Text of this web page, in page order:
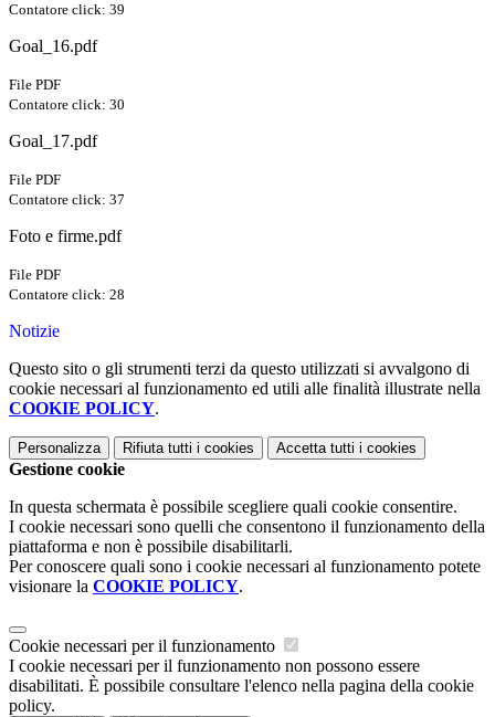
Contatore click: 39
Goal_16.pdf
File PDF
Contatore click: 30
Goal_17.pdf
File PDF
Contatore click: 37
Foto e firme.pdf
File PDF
Contatore click: 28
Notizie
Questo sito o gli strumenti terzi da questo utilizzati si avvalgono di
cookie necessari al funzionamento ed utili alle finalità illustrate nella
COOKIE POLICY.
Personalizza Rifiuta tutti i cookies Accetta tutti i cookies
Gestione cookie
In questa schermata è possibile scegliere quali cookie consentire.
I cookie necessari sono quelli che consentono il funzionamento della
piattaforma e non è possibile disabilitarli.
Per conoscere quali sono i cookie necessari al funzionamento potete
visionare la COOKIE POLICY.
Cookie necessari per il funzionamento
I cookie necessari per il funzionamento non possono essere
disabilitati. È possibile consultare l'elenco nella pagina della cookie
policy.